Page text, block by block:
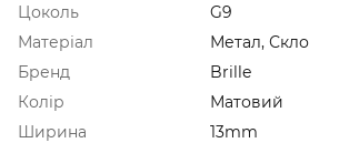
Цоколь
G9
Матеріал
Метал, Скло
Бренд
Brille
Колір
Матовий
Ширина
13mm